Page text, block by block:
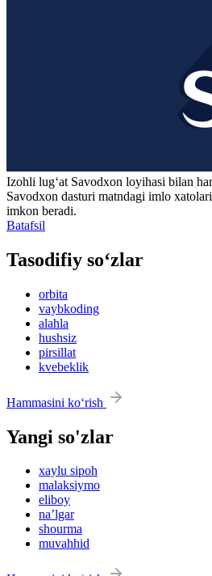
Izohli lugʻat Savodxon loyihasi bilan
Savodxon dasturi matndagi imlo
imkon beradi.
Batafsil
Tasodifiy so‘zlar
orbita
vaybkoding
alahla
hushsiz
pirsillat
kvebeklik
Hammasini ko‘rish
Yangi so'zlar
xaylu sipoh
malaksiymo
eliboy
na’lgar
shourma
muvahhid